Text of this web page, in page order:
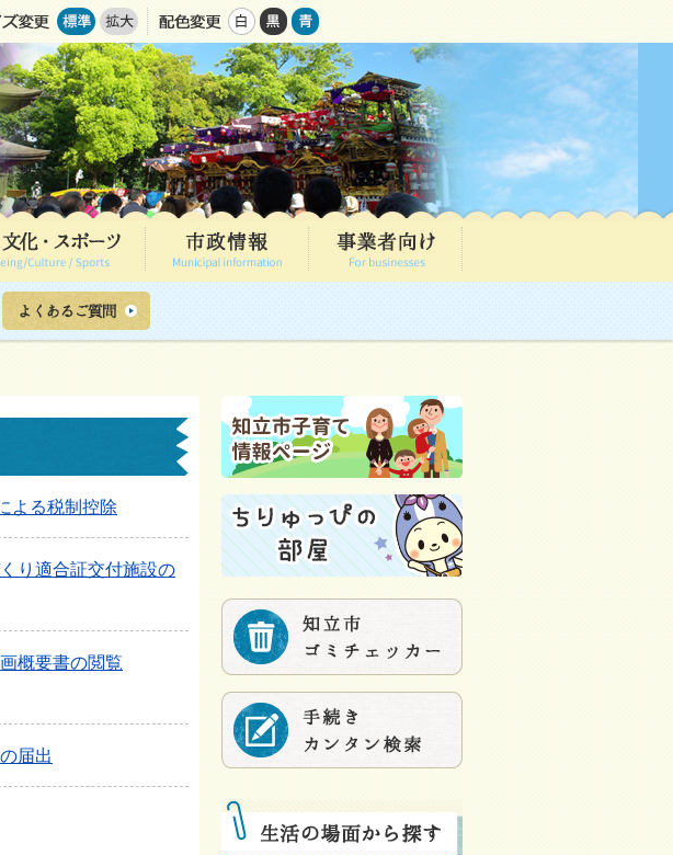
よる税制控除
り適合証交付施設の
概要書の閲覧
届出